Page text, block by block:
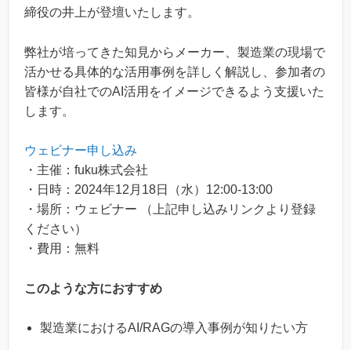
締役の井上が登壇いたします。
弊社が培ってきた知見からメーカー、製造業の現場で
活かせる具体的な活用事例を詳しく解説し、参加者の
皆様が自社でのAI活用をイメージできるよう支援いた
します。
ウェビナー申し込み
・主催：fuku株式会社
・日時：2024年12月18日（水）12:00-13:00
・場所：ウェビナー （上記申し込みリンクより登録
ください）
・費用：無料
このような方におすすめ
製造業におけるAI/RAGの導入事例が知りたい方